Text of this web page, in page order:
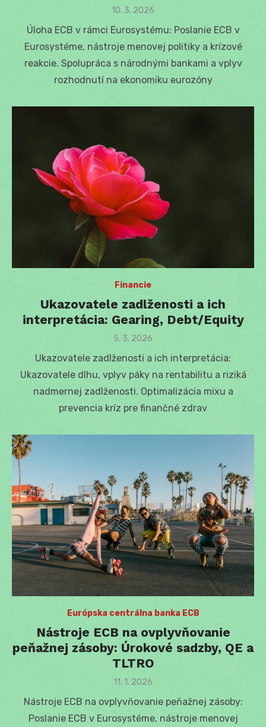
Posted
10. 3. 2026
Úloha ECB v rámci Eurosystému: Poslanie ECB v
Eurosystéme, nástroje menovej politiky a krízové
reakcie. Spolupráca s národnými bankami a vplyv
rozhodnutí na ekonomiku eurozóny
Financie
Ukazovatele zadlženosti a ich
interpretácia: Gearing, Debt/Equity
Posted
5. 3. 2026
Ukazovatele zadlženosti a ich interpretácia:
Ukazovatele dlhu, vplyv páky na rentabilitu a riziká
nadmernej zadlženosti. Optimalizácia mixu a
prevencia kríz pre finančné zdrav
Európska centrálna banka ECB
Nástroje ECB na ovplyvňovanie
peňažnej zásoby: Úrokové sadzby, QE a
TLTRO
Posted
11. 1. 2026
Nástroje ECB na ovplyvňovanie peňažnej zásoby:
Poslanie ECB v Eurosystéme, nástroje menovej